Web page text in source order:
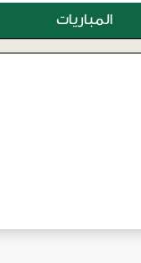
المباريات